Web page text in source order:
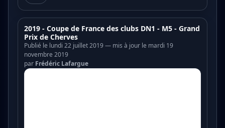
2019 - Coupe de France des clubs DN1 - M5 - Grand
Prix de Cherves
Publié le lundi 22 juillet 2019 — mis à jour le mardi 19
novembre 2019
par Frédéric Lafargue